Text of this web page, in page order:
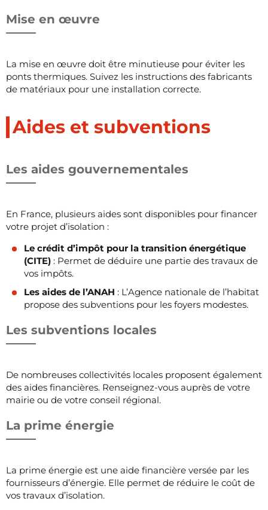
Mise en œuvre
La mise en œuvre doit être minutieuse pour éviter les
ponts thermiques. Suivez les instructions des fabricants
de matériaux pour une installation correcte.
Aides et subventions
Les aides gouvernementales
En France, plusieurs aides sont disponibles pour financer
votre projet d’isolation :
Le crédit d’impôt pour la transition énergétique
(CITE) : Permet de déduire une partie des travaux de
vos impôts.
Les aides de l’ANAH : L’Agence nationale de l’habitat
propose des subventions pour les foyers modestes.
Les subventions locales
De nombreuses collectivités locales proposent également
des aides financières. Renseignez-vous auprès de votre
mairie ou de votre conseil régional.
La prime énergie
La prime énergie est une aide financière versée par les
fournisseurs d’énergie. Elle permet de réduire le coût de
vos travaux d’isolation.